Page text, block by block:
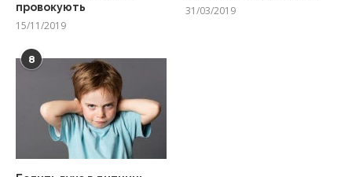
провокують
15/11/2019
31/03/2019
8